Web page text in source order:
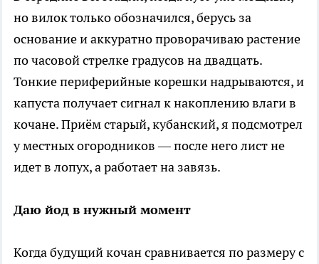
но вилок только обозначился, берусь за
основание и аккуратно проворачиваю растение
по часовой стрелке градусов на двадцать.
Тонкие периферийные корешки надрываются, и
капуста получает сигнал к накоплению влаги в
кочане. Приём старый, кубанский, я подсмотрел
у местных огородников — после него лист не
идет в лопух, а работает на завязь.
Даю йод в нужный момент
Когда будущий кочан сравнивается по размеру с